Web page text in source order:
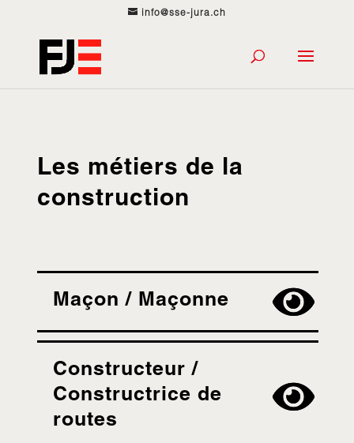
info@sse-jura.ch
Les métiers de la
construction
Maçon / Maçonne
Constructeur /
Constructrice de
routes